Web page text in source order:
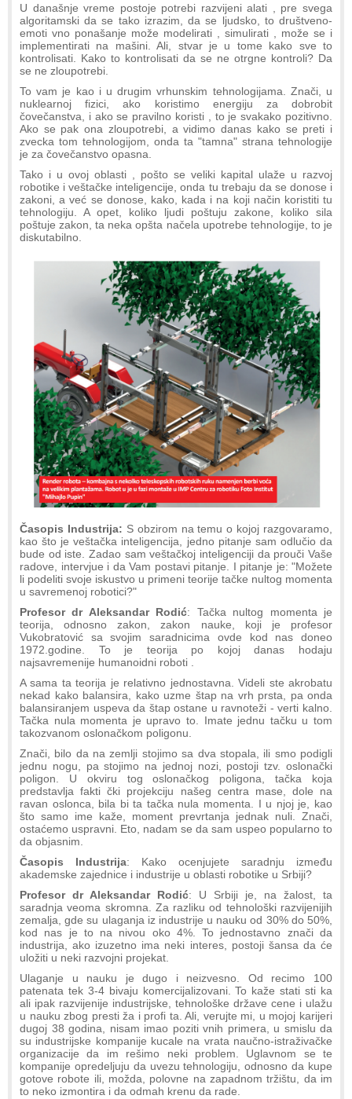
U današnje vreme postoje potrebi razvijeni alati , pre svega
algoritamski da se tako izrazim, da se ljudsko, to društveno-
emoti vno ponašanje može modelirati , simulirati , može se i
implementirati na mašini. Ali, stvar je u tome kako sve to
kontrolisati. Kako to kontrolisati da se ne otrgne kontroli? Da
se ne zloupotrebi.
To vam je kao i u drugim vrhunskim tehnologijama. Znači, u
nuklearnoj fizici, ako koristimo energiju za dobrobit
čovečanstva, i ako se pravilno koristi , to je svakako pozitivno.
Ako se pak ona zloupotrebi, a vidimo danas kako se preti i
zvecka tom tehnologijom, onda ta "tamna" strana tehnologije
je za čovečanstvo opasna.
Tako i u ovoj oblasti , pošto se veliki kapital ulaže u razvoj
robotike i veštačke inteligencije, onda tu trebaju da se donose i
zakoni, a već se donose, kako, kada i na koji način koristiti tu
tehnologiju. A opet, koliko ljudi poštuju zakone, koliko sila
poštuje zakon, ta neka opšta načela upotrebe tehnologije, to je
diskutabilno.
Časopis Industrija: S obzirom na temu o kojoj razgovaramo,
kao što je veštačka inteligencija, jedno pitanje sam odlučio da
bude od iste. Zadao sam veštačkoj inteligenciji da prouči Vaše
radove, intervjue i da Vam postavi pitanje. I pitanje je: "Možete
li podeliti svoje iskustvo u primeni teorije tačke nultog momenta
u savremenoj robotici?"
Profesor dr Aleksandar Rodić: Tačka nultog momenta je
teorija, odnosno zakon, zakon nauke, koji je profesor
Vukobratović sa svojim saradnicima ovde kod nas doneo
1972.godine. To je teorija po kojoj danas hodaju
najsavremenije humanoidni roboti .
A sama ta teorija je relativno jednostavna. Videli ste akrobatu
nekad kako balansira, kako uzme štap na vrh prsta, pa onda
balansiranjem uspeva da štap ostane u ravnoteži - verti kalno.
Tačka nula momenta je upravo to. Imate jednu tačku u tom
takozvanom oslonačkom poligonu.
Znači, bilo da na zemlji stojimo sa dva stopala, ili smo podigli
jednu nogu, pa stojimo na jednoj nozi, postoji tzv. oslonački
poligon. U okviru tog oslonačkog poligona, tačka koja
predstavlja fakti čki projekciju našeg centra mase, dole na
ravan oslonca, bila bi ta tačka nula momenta. I u njoj je, kao
što samo ime kaže, moment prevrtanja jednak nuli. Znači,
ostaćemo uspravni. Eto, nadam se da sam uspeo popularno to
da objasnim.
Časopis Industrija: Kako ocenjujete saradnju između
akademske zajednice i industrije u oblasti robotike u Srbiji?
Profesor dr Aleksandar Rodić: U Srbiji je, na žalost, ta
saradnja veoma skromna. Za razliku od tehnološki razvijenijih
zemalja, gde su ulaganja iz industrije u nauku od 30% do 50%,
kod nas je to na nivou oko 4%. To jednostavno znači da
industrija, ako izuzetno ima neki interes, postoji šansa da će
uložiti u neki razvojni projekat.
Ulaganje u nauku je dugo i neizvesno. Od recimo 100
patenata tek 3-4 bivaju komercijalizovani. To kaže stati sti ka
ali ipak razvijenije industrijske, tehnološke države cene i ulažu
u nauku zbog presti ža i profi ta. Ali, verujte mi, u mojoj karijeri
dugoj 38 godina, nisam imao poziti vnih primera, u smislu da
su industrijske kompanije kucale na vrata naučno-istraživačke
organizacije da im rešimo neki problem. Uglavnom se te
kompanije opredeljuju da uvezu tehnologiju, odnosno da kupe
gotove robote ili, možda, polovne na zapadnom tržištu, da im
to neko izmontira i da odmah krenu da rade.